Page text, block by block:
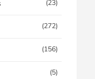
(23)
(272)
(156)
(5)